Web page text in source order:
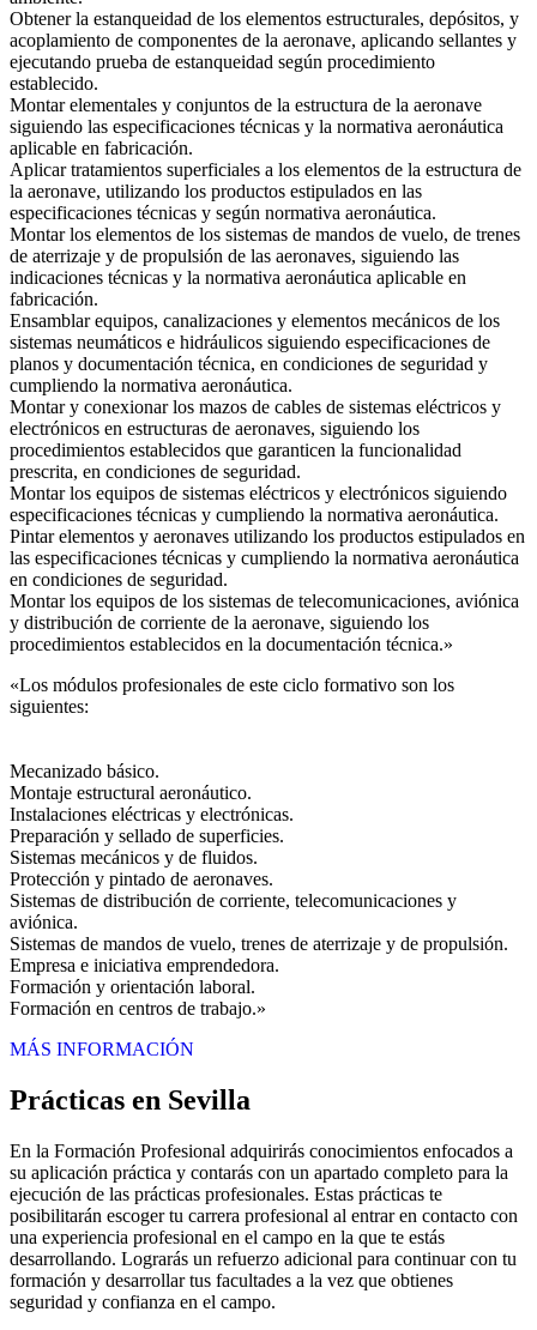
Obtener la estanqueidad de los elementos estructurales, depósitos, y
acoplamiento de componentes de la aeronave, aplicando sellantes y
ejecutando prueba de estanqueidad según procedimiento
establecido.
Montar elementales y conjuntos de la estructura de la aeronave
siguiendo las especificaciones técnicas y la normativa aeronáutica
aplicable en fabricación.
Aplicar tratamientos superficiales a los elementos de la estructura de
la aeronave, utilizando los productos estipulados en las
especificaciones técnicas y según normativa aeronáutica.
Montar los elementos de los sistemas de mandos de vuelo, de trenes
de aterrizaje y de propulsión de las aeronaves, siguiendo las
indicaciones técnicas y la normativa aeronáutica aplicable en
fabricación.
Ensamblar equipos, canalizaciones y elementos mecánicos de los
sistemas neumáticos e hidráulicos siguiendo especificaciones de
planos y documentación técnica, en condiciones de seguridad y
cumpliendo la normativa aeronáutica.
Montar y conexionar los mazos de cables de sistemas eléctricos y
electrónicos en estructuras de aeronaves, siguiendo los
procedimientos establecidos que garanticen la funcionalidad
prescrita, en condiciones de seguridad.
Montar los equipos de sistemas eléctricos y electrónicos siguiendo
especificaciones técnicas y cumpliendo la normativa aeronáutica.
Pintar elementos y aeronaves utilizando los productos estipulados en
las especificaciones técnicas y cumpliendo la normativa aeronáutica
en condiciones de seguridad.
Montar los equipos de los sistemas de telecomunicaciones, aviónica
y distribución de corriente de la aeronave, siguiendo los
procedimientos establecidos en la documentación técnica.»
«Los módulos profesionales de este ciclo formativo son los
siguientes:
Mecanizado básico.
Montaje estructural aeronáutico.
Instalaciones eléctricas y electrónicas.
Preparación y sellado de superficies.
Sistemas mecánicos y de fluidos.
Protección y pintado de aeronaves.
Sistemas de distribución de corriente, telecomunicaciones y
aviónica.
Sistemas de mandos de vuelo, trenes de aterrizaje y de propulsión.
Empresa e iniciativa emprendedora.
Formación y orientación laboral.
Formación en centros de trabajo.»
MÁS INFORMACIÓN
Prácticas en Sevilla
En la Formación Profesional adquirirás conocimientos enfocados a
su aplicación práctica y contarás con un apartado completo para la
ejecución de las prácticas profesionales. Estas prácticas te
posibilitarán escoger tu carrera profesional al entrar en contacto con
una experiencia profesional en el campo en la que te estás
desarrollando. Lograrás un refuerzo adicional para continuar con tu
formación y desarrollar tus facultades a la vez que obtienes
seguridad y confianza en el campo.